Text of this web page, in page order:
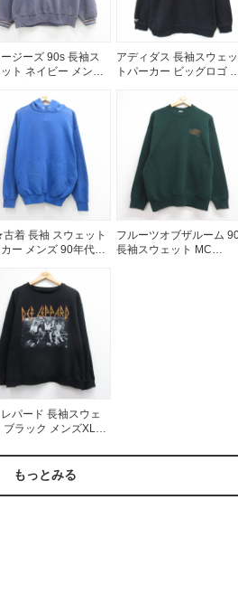
ジーズ 90s 長袖ス
ト ネイビー メンズL
アディダス 長袖スウェッ
トパーカー ビッグロゴ
着 長袖 スウェット
ー メンズ 90年代
フルーツオブザルーム
長袖スウェット MC
パード 長袖スウェ
ブラック メンズXL相
もっとみる